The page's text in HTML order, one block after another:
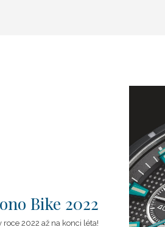
Bike 2022
2022 až na konci léta!